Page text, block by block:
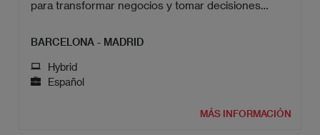
para transformar negocios y tomar decisiones
BARCELONA - MADRID
Hybrid
Español
MÁS INFORMACIÓN